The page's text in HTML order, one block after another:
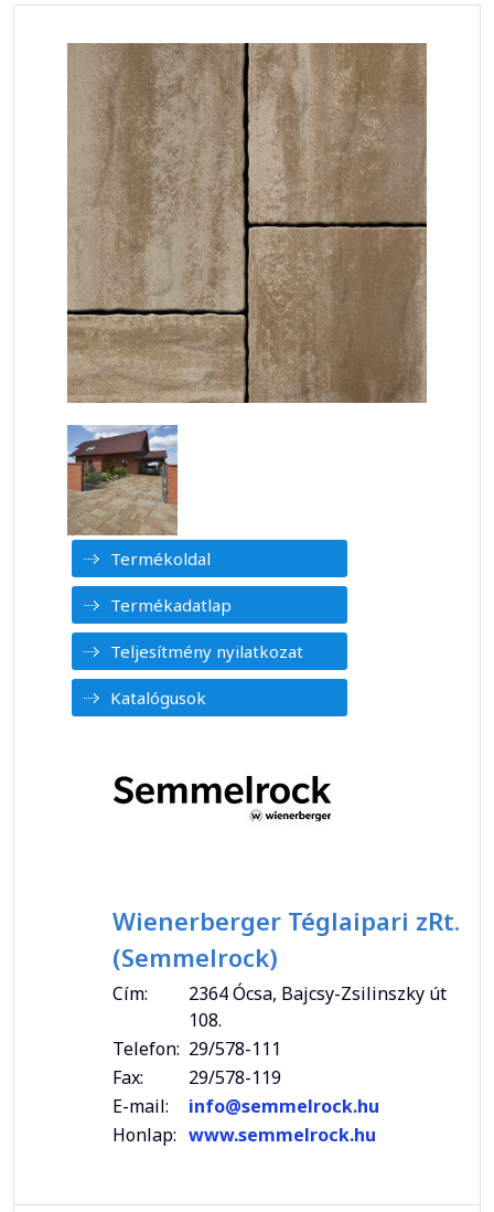
Termékoldal
Termékadatlap
Teljesítmény nyilatkozat
Katalógusok
Wienerberger Téglaipari zRt.
(Semmelrock)
Cím:
2364 Ócsa, Bajcsy-Zsilinszky út
108.
Telefon: 29/578-111
Fax:
29/578-119
E-mail:
info@semmelrock.hu
Honlap: www.semmelrock.hu